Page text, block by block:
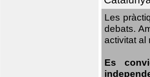
Les
debats.
activitat al
Es